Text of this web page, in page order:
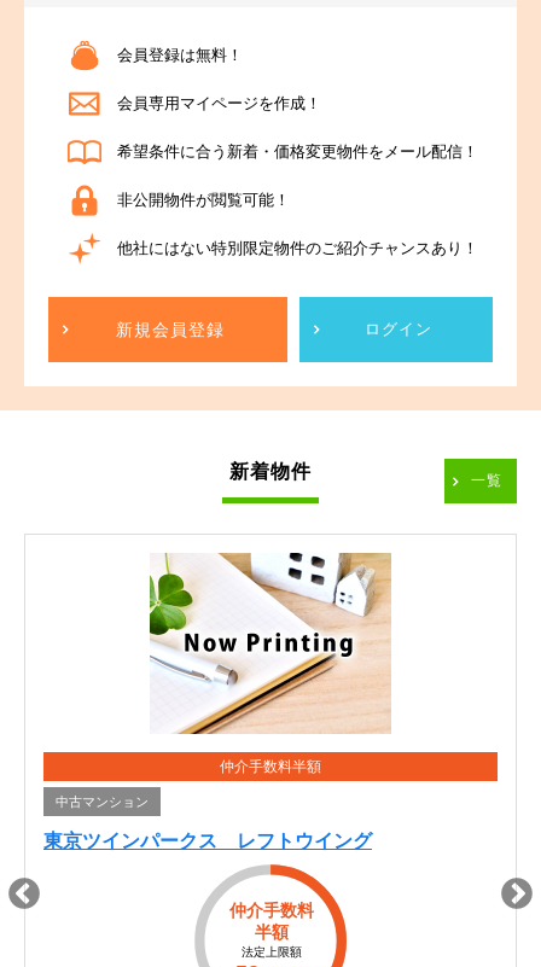
会員登録は無料！
会員専用マイページを作成！
希望条件に合う新着・価格変更物件をメール配信！
非公開物件が閲覧可能！
他社にはない特別限定物件のご紹介チャンスあり！
新規会員登録 ログイン
新着物件 一覧
仲介手数料半額
中古マンション
東京ツインパークス レフトウイング
仲介手数料
半額
法定上限額